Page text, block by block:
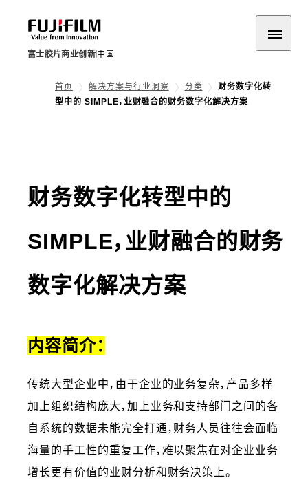
富士胶片商业创新 中国
首页 解决方案与行业洞察 分类
财务数字化转
型中的 SIMPLE，业财融合的财务数字化解决方案
财务数字化转型中的
SIMPLE，业财融合的财务
数字化解决方案
内容简介：
传统大型企业中，由于企业的业务复杂，产品多样
加上组织结构庞大，加上业务和支持部门之间的各
自系统的数据未能完全打通，财务人员往往会面临
海量的手工性的重复工作，难以聚焦在对企业业务
增长更有价值的业财分析和财务决策上。